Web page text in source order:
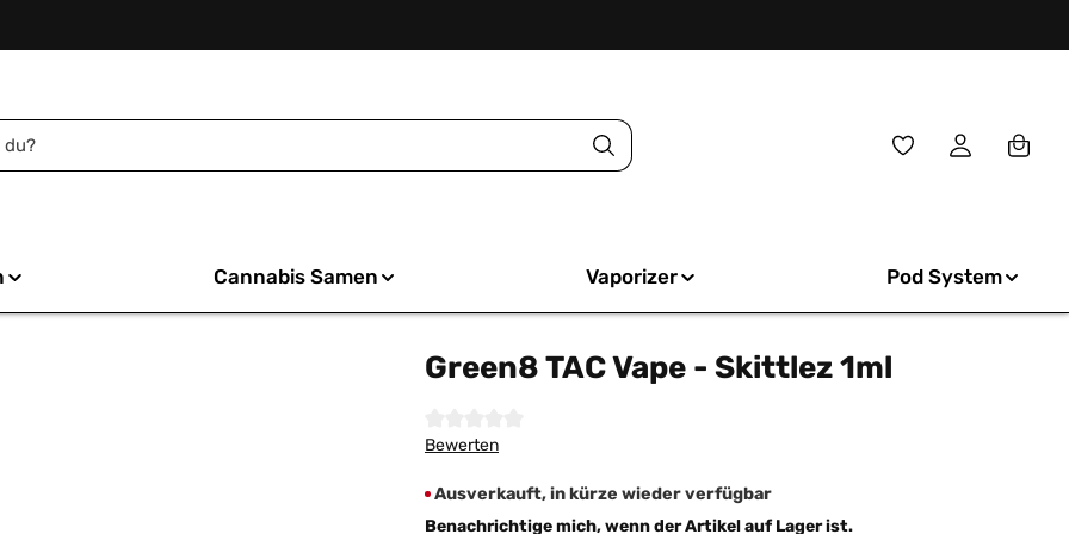
Du hast 0
Cannabis Samen Vaporizer Pod System
Green8 TAC Vape - Skittlez 1ml
Durchschnittliche Bewertung von 0 von 5 Sternen
Bewerten
Ausverkauft, in kürze wieder verfügbar
Benachrichtige mich, wenn der Artikel auf Lager ist.